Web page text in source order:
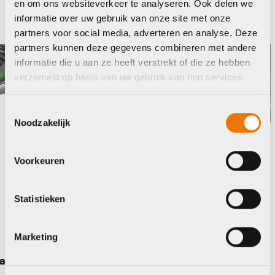
en om ons websiteverkeer te analyseren. Ook delen we
informatie over uw gebruik van onze site met onze
partners voor social media, adverteren en analyse. Deze
partners kunnen deze gegevens combineren met andere
informatie die u aan ze heeft verstrekt of die ze hebben
verzameld op basis van uw gebruik van hun services.
Noodzakelijk
Voorkeuren
Statistieken
Marketing
Cst